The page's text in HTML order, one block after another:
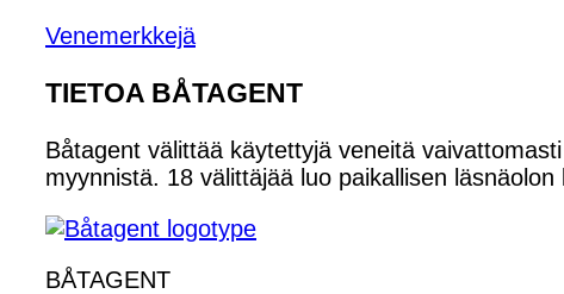
Venemerkkejä
TIETOA BÅTAGENT
Båtagent välittää käytettyjä veneitä
myynnistä. 18 välittäjää luo paikallisen läsnäolon
BÅTAGENT